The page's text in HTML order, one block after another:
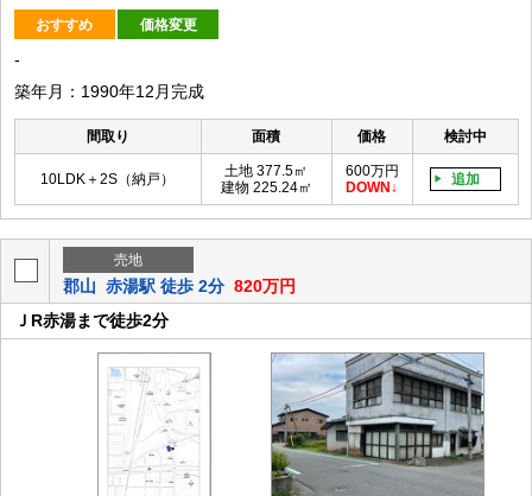
おすすめ 価格変更
-
築年月：1990年12月完成
間取り 面積 価格 検討中
10LDK＋2S（納戸）
土地 377.5㎡
建物 225.24㎡
600万円
DOWN
追加
売地
郡山 赤湯駅 徒歩 2分 820万円
ＪR赤湯まで徒歩2分